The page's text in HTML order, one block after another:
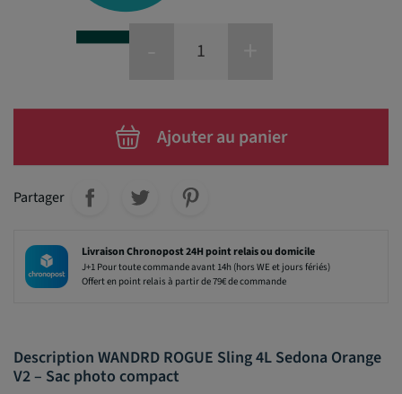
Ajouter au panier
Partager
Livraison Chronopost 24H point relais ou domicile
J+1 Pour toute commande avant 14h (hors WE et jours fériés)
Offert en point relais à partir de 79€ de commande
Description WANDRD ROGUE Sling 4L Sedona Orange
V2 – Sac photo compact